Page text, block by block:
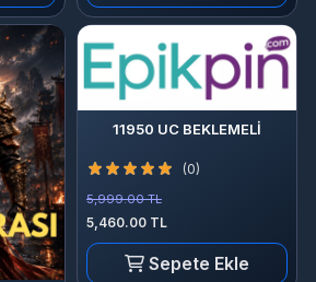
11950 UC BEKLEMELİ
(0)
5,999.00 TL
5,460.00 TL
Sepete Ekle